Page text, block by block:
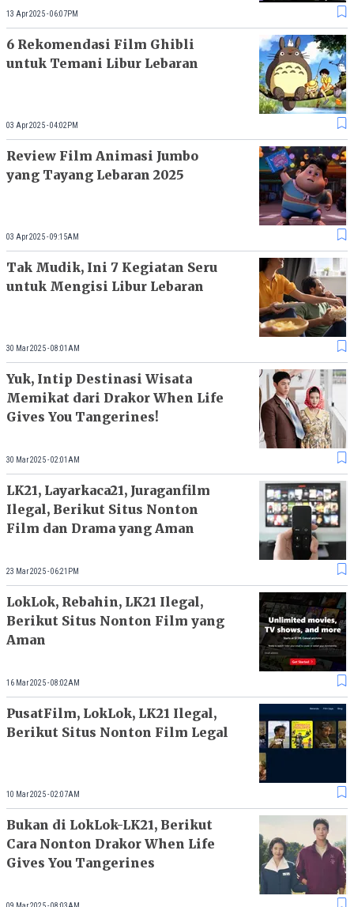
13 Apr 2025 - 06:07PM
6 Rekomendasi Film Ghibli
untuk Temani Libur Lebaran
03 Apr 2025 - 04:02PM
Review Film Animasi Jumbo
yang Tayang Lebaran 2025
03 Apr 2025 - 09:15AM
Tak Mudik, Ini 7 Kegiatan Seru
untuk Mengisi Libur Lebaran
30 Mar 2025 - 08:01AM
Yuk, Intip Destinasi Wisata
Memikat dari Drakor When Life
Gives You Tangerines!
30 Mar 2025 - 02:01AM
LK21, Layarkaca21, Juraganfilm
Ilegal, Berikut Situs Nonton
Film dan Drama yang Aman
23 Mar 2025 - 06:21PM
LokLok, Rebahin, LK21 Ilegal,
Berikut Situs Nonton Film yang
Aman
16 Mar 2025 - 08:02AM
PusatFilm, LokLok, LK21 Ilegal,
Berikut Situs Nonton Film Legal
10 Mar 2025 - 02:07AM
Bukan di LokLok-LK21, Berikut
Cara Nonton Drakor When Life
Gives You Tangerines